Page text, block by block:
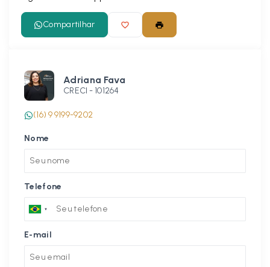
Compartilhar
Adriana Fava
CRECI - 101264
(16) 9 9199-9202
Nome
Telefone
E-mail